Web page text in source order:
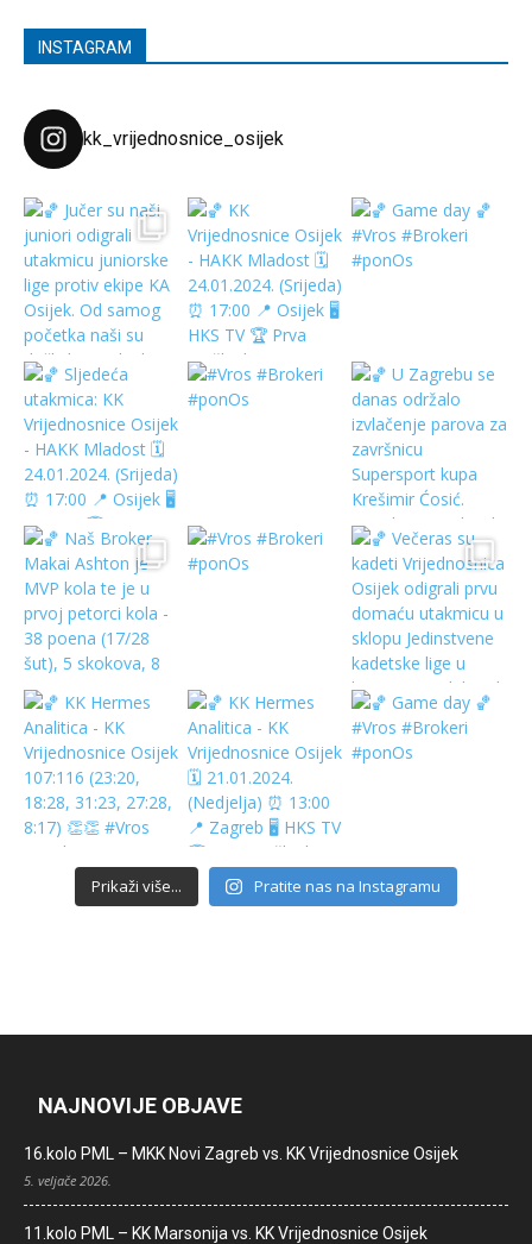
INSTAGRAM
kk_vrijednosnice_osijek
Prikaži više... Pratite nas na Instagramu
NAJNOVIJE OBJAVE
16.kolo PML – MKK Novi Zagreb vs. KK Vrijednosnice Osijek
5. veljače 2026.
11.kolo PML – KK Marsonija vs. KK Vrijednosnice Osijek